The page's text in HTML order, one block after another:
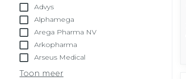
Advys
Alphamega
Arega Pharma NV
Arkopharma
Arseus Medical
Toon meer